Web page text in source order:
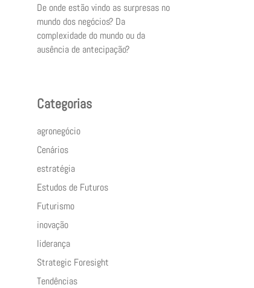
De onde estão vindo as surpresas no
mundo dos negócios? Da
complexidade do mundo ou da
ausência de antecipação?
Categorias
agronegócio
Cenários
estratégia
Estudos de Futuros
Futurismo
inovação
liderança
Strategic Foresight
Tendências